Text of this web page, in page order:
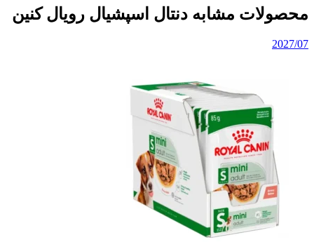
محصولات مشابه دنتال اسپشیال رویال کنین
2027/07